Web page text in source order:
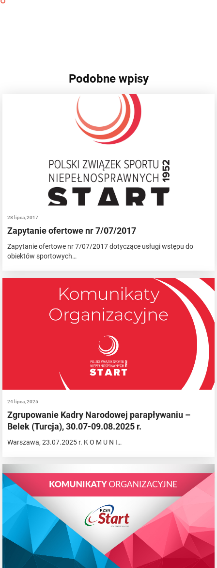
Podobne wpisy
28 lipca, 2017
Zapytanie ofertowe nr 7/07/2017
Zapytanie ofertowe nr 7/07/2017 dotyczące usługi wstępu do
obiektów sportowych…
24 lipca, 2025
Zgrupowanie Kadry Narodowej parapływaniu –
Belek (Turcja), 30.07-09.08.2025 r.
Warszawa, 23.07.2025 r. K O M U N I…